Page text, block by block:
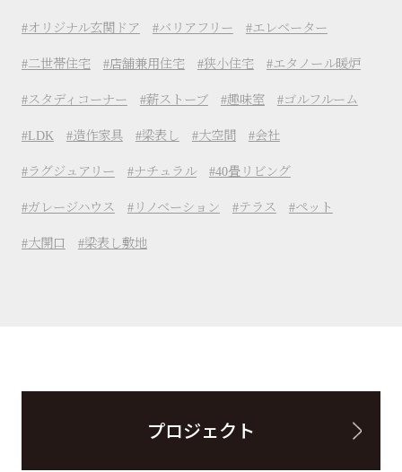
オリジナル玄関ドア バリアフリー エレベーター
二世帯住宅 店舗兼用住宅 狭小住宅 エタノール暖炉
スタディコーナー 薪ストーブ 趣味室 ゴルフルーム
LDK 造作家具 梁表し 大空間 会社
ラグジュアリー ナチュラル 40畳リビング
ガレージハウス リノベーション テラス ペット
大開口 梁表し敷地
プロジェクト